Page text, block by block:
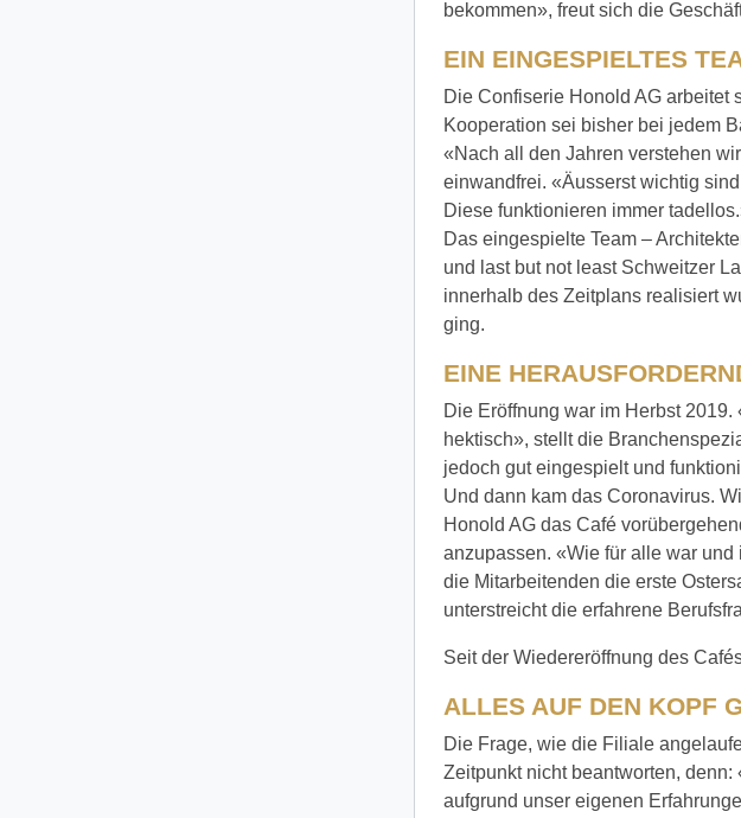
bekommen», freut sich die
EIN EINGESPIELTES
Die Confiserie Honold AG arbeitet
Kooperation sei bisher bei jedem
«Nach all den Jahren verstehen
einwandfrei. «Äusserst wichtig
Diese funktionieren immer
Das eingespielte Team –
und last but not least Schweitzer
innerhalb des Zeitplans realisiert
ging.
EINE
Die Eröffnung war im Herbst
hektisch», stellt die
jedoch gut eingespielt und
Und dann kam das Coronavirus.
Honold AG das Café
anzupassen. «Wie für alle war
die Mitarbeitenden die erste
unterstreicht die erfahrene
Seit der Wiedereröffnung des
ALLES AUF DEN KOPF
Die Frage, wie die Filiale
Zeitpunkt nicht beantworten,
aufgrund unser eigenen